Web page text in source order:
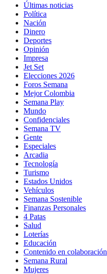
Últimas noticias
Política
Nación
Dinero
Deportes
Opinión
Impresa
Jet Set
Elecciones 2026
Foros Semana
Mejor Colombia
Semana Play
Mundo
Confidenciales
Semana TV
Gente
Especiales
Arcadia
Tecnología
Turismo
Estados Unidos
Vehículos
Semana Sostenible
Finanzas Personales
4 Patas
Salud
Loterías
Educación
Contenido en colaboración
Semana Rural
Mujeres